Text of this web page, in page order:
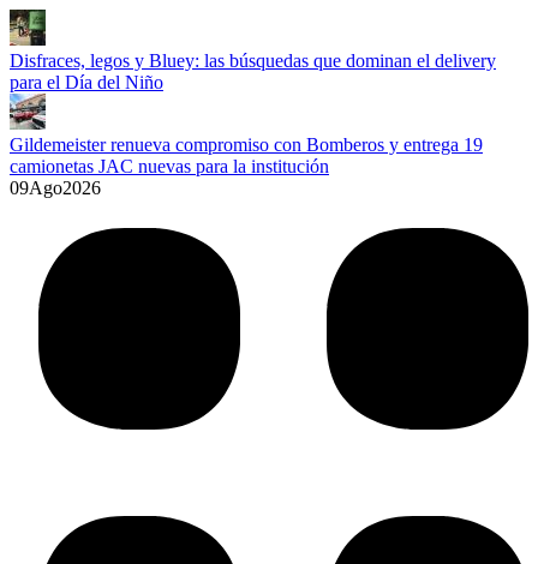
Disfraces, legos y Bluey: las búsquedas que dominan el delivery
para el Día del Niño
Gildemeister renueva compromiso con Bomberos y entrega 19
camionetas JAC nuevas para la institución
09Ago2026